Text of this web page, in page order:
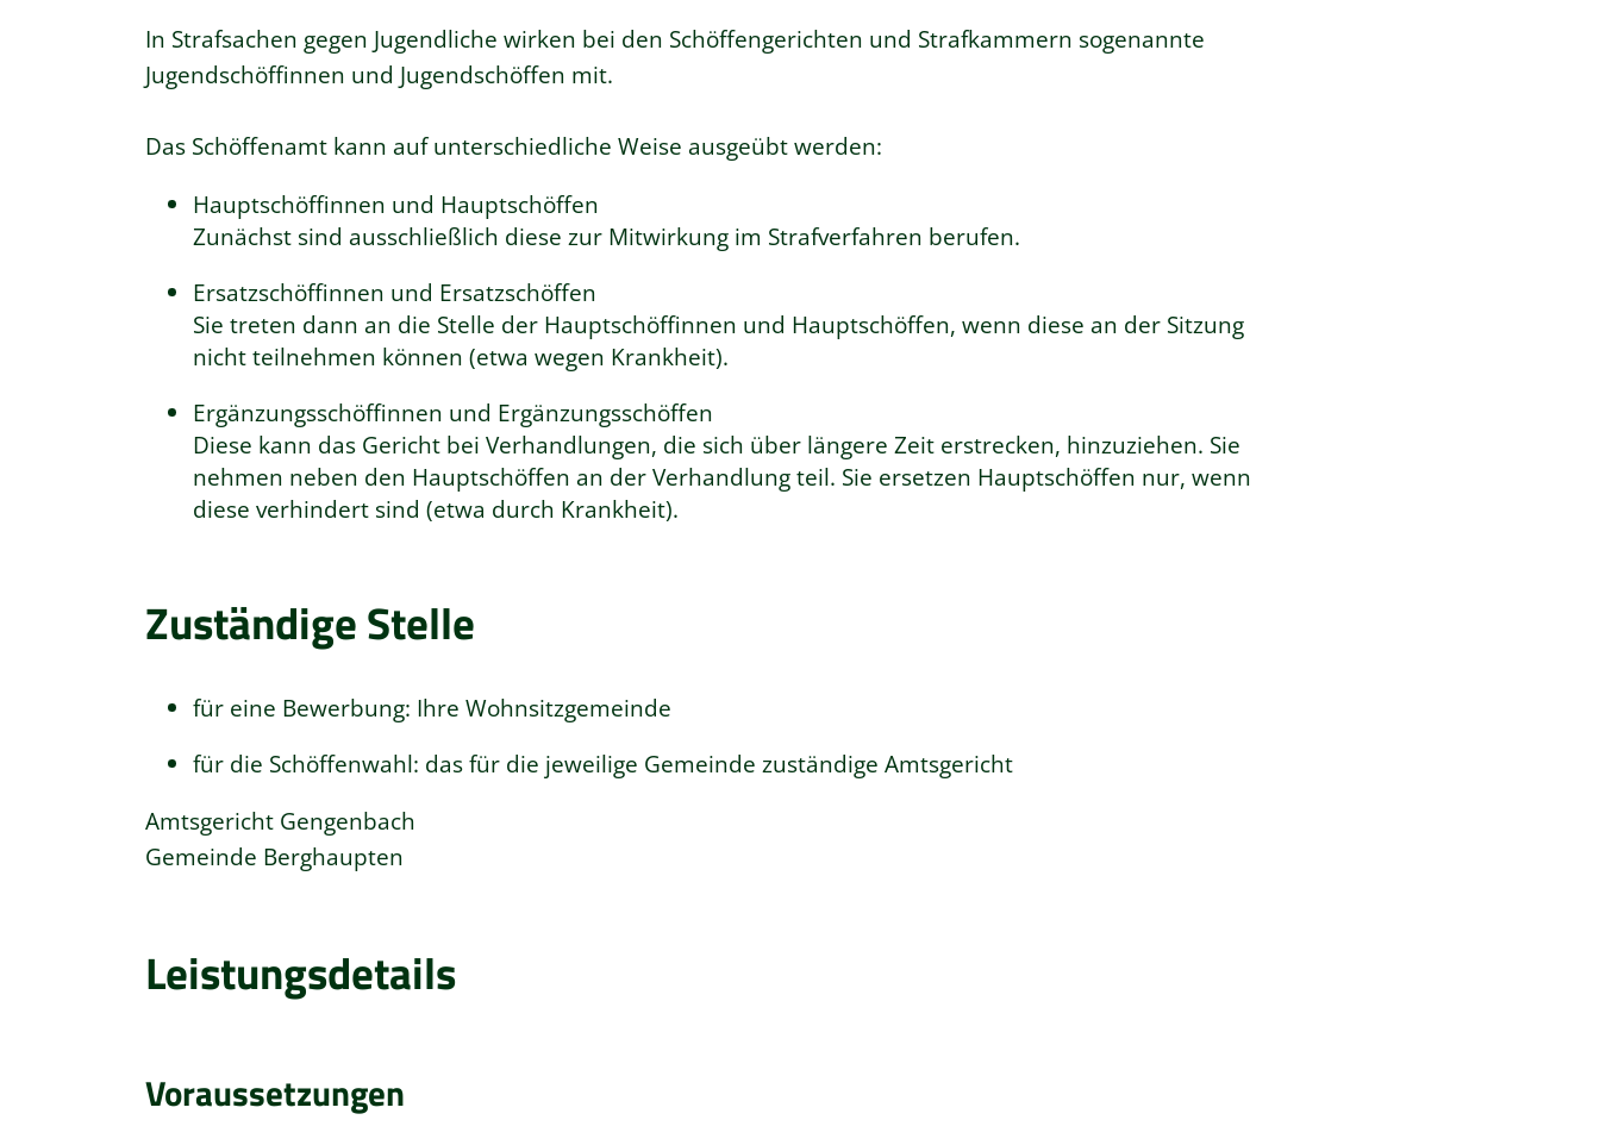
In Strafsachen gegen Jugendliche wirken bei den Schöffengerichten und Strafkammern sogenannte
Jugendschöffinnen und Jugendschöffen mit.
Das Schöffenamt kann auf unterschiedliche Weise ausgeübt werden:
Hauptschöffinnen und Hauptschöffen
Zunächst sind ausschließlich diese zur Mitwirkung im Strafverfahren berufen.
Ersatzschöffinnen und Ersatzschöffen
Sie treten dann an die Stelle der Hauptschöffinnen und Hauptschöffen, wenn diese an der Sitzung
nicht teilnehmen können (etwa wegen Krankheit).
Ergänzungsschöffinnen und Ergänzungsschöffen
Diese kann das Gericht bei Verhandlungen, die sich über längere Zeit erstrecken, hinzuziehen. Sie
nehmen neben den Hauptschöffen an der Verhandlung teil. Sie ersetzen Hauptschöffen nur, wenn
diese verhindert sind (etwa durch Krankheit).
Zuständige Stelle
für eine Bewerbung: Ihre Wohnsitzgemeinde
für die Schöffenwahl: das für die jeweilige Gemeinde zuständige Amtsgericht
Amtsgericht Gengenbach
Gemeinde Berghaupten
Leistungsdetails
Voraussetzungen